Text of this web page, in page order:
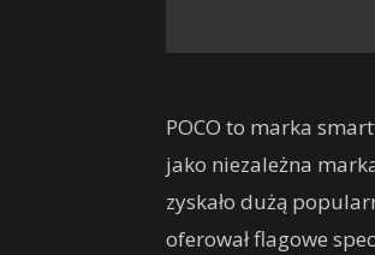
POCO to marka
jako niezależna
zyskało dużą
oferował flagowe